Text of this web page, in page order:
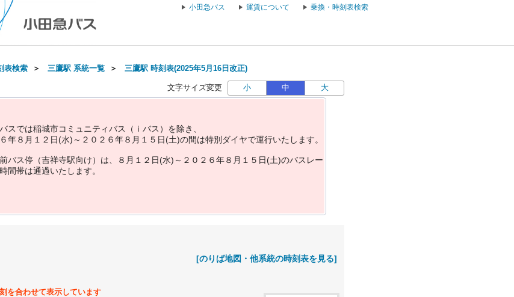
小田急バス 運賃について 乗換・時刻表検索
表検索 ＞ 三鷹駅 系統一覧 ＞ 三鷹駅 時刻表(2025年5月16日改正)
文字サイズ変更 小 中 大
バスでは稲城市コ ミ ュ ニテ ィバス （ ｉ バス ） を除き
６年８ 月 １ ２ 日(水) ～ ２ ０ ２ ６年８ 月 １ ５ 日(土)の間は特別 ダイヤで運行いた し ます。
前バス停 （吉祥寺駅向け） は ８ 月 １ ２ 日(水) ～ ２ ０ ２ ６年８ 月 １ ５ 日(土)のバス レー
時間帯は通過いた し ます。
[のりば地図・他系統の時刻表を見る]
を合わせて表示しています